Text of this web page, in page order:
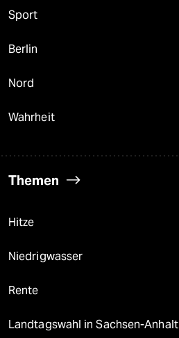
Sport
Berlin
Nord
Wahrheit
Themen
Hitze
Niedrigwasser
Rente
Landtagswahl in Sachsen-Anhalt